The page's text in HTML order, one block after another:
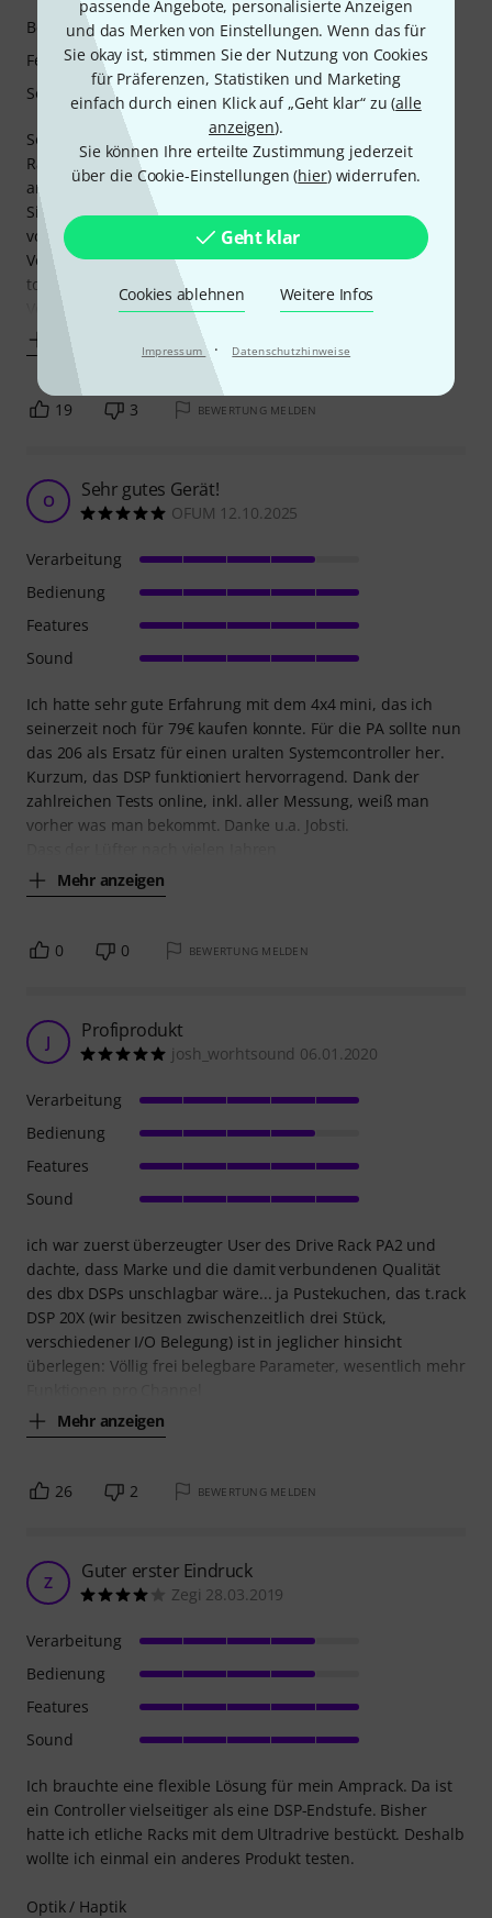
passende Angebote, personalisierte Anzeigen
und das Merken von Einstellungen. Wenn das für
Sie okay ist, stimmen Sie der Nutzung von Cookies
für Präferenzen, Statistiken und Marketing
einfach durch einen Klick auf „Geht klar“ zu (alle
anzeigen).
Sie können Ihre erteilte Zustimmung jederzeit
über die Cookie-Einstellungen (hier) widerrufen.
Geht klar
Cookies ablehnen Weitere Infos
Impressum · Datenschutzhinweise
Sound: Das Gerät wurde wegen des deutlich besseren
Rauschverhaltens als Upgrade für mein Home Studio
angeschafft. Symmetrische Verkabelung, 96kHz
Signalverarbeitung und der Geräuschspannungsabstand
von >115dBu waren für mich die Kaufentscheidung *****
Verarbeitung Gehäuse & Technik: Stabil und Sicher alles
top*****
Verarbeitung Lüftergeräusche: Dazu
Bedienung
Features
Sound
19 3 BEWERTUNG MELDEN
O Sehr gutes Gerät!
OFUM 12.10.2025
Ich hatte sehr gute Erfahrung mit dem 4x4 mini, das ich
seinerzeit noch für 79€ kaufen konnte. Für die PA sollte nun
das 206 als Ersatz für einen uralten Systemcontroller her.
Kurzum, das DSP funktioniert hervorragend. Dank der
zahlreichen Tests online, inkl. aller Messung, weiß man
vorher was man bekommt. Danke u.a. Jobsti.
Mehr anzeigen
Verarbeitung
Bedienung
Features
Sound
0 0 BEWERTUNG MELDEN
J Profiprodukt
josh_worhtsound 06.01.2020
ich war zuerst überzeugter User des Drive Rack PA2 und
dachte, dass Marke und die damit verbundenen Qualität
des dbx DSPs unschlagbar wäre... ja Pustekuchen, das t.rack
DSP 20X (wir besitzen zwischenzeitlich drei Stück,
verschiedener I/O Belegung) ist in jeglicher hinsicht
überlegen: Völlig frei belegbare Parameter, wesentlich mehr
Mehr anzeigen
Verarbeitung
Bedienung
Features
Sound
26 2 BEWERTUNG MELDEN
Z Guter erster Eindruck
Zegi 28.03.2019
Ich brauchte eine flexible Lösung für mein Amprack. Da ist
ein Controller vielseitiger als eine DSP-Endstufe. Bisher
hatte ich etliche Racks mit dem Ultradrive bestückt. Deshalb
wollte ich einmal ein anderes Produkt testen.
Optik / Haptik
Verarbeitung
Bedienung
Features
Sound